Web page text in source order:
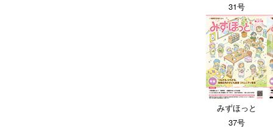
31号
みずほっと
37号